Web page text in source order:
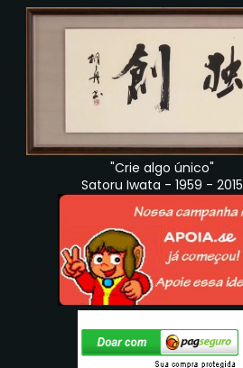
"Crie algo único"
Satoru Iwata - 1959 - 2015